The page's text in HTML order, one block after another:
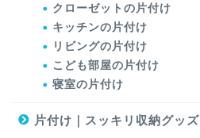
クローゼットの片付け
キッチンの片付け
リビングの片付け
こども部屋の片付け
寝室の片付け
片付け｜スッキリ収納グッズ